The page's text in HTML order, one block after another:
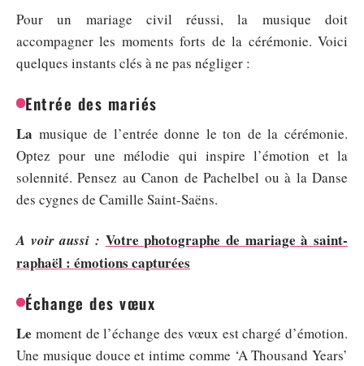
Pour un mariage civil réussi, la musique doit
accompagner les moments forts de la cérémonie. Voici
quelques instants clés à ne pas négliger :
Entrée des mariés
La musique de l’entrée donne le ton de la cérémonie.
Optez pour une mélodie qui inspire l’émotion et la
solennité. Pensez au Canon de Pachelbel ou à la Danse
des cygnes de Camille Saint-Saëns.
A voir aussi : Votre photographe de mariage à saint-
raphaël : émotions capturées
Échange des vœux
Le moment de l’échange des vœux est chargé d’émotion.
Une musique douce et intime comme ‘A Thousand Years’